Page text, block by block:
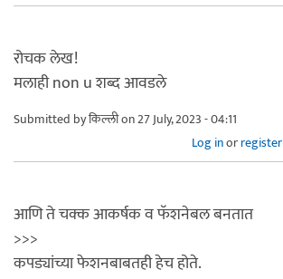
रोचक लेख!
मलाही non u शब्द आवडले
Submitted byकिल्लीon 27 July, 2023 - 04:11
Log inorregister
आणि ते चक्क आकर्षक व फॅशनेबल बनतात
>>>
कपड्यांच्या फेशनबाबतही हेच होते.